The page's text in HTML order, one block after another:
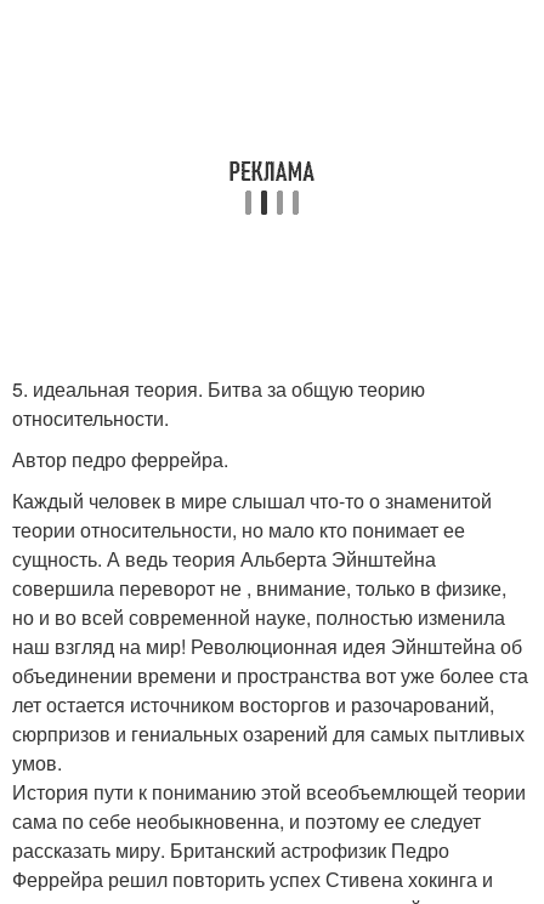
5. идеальная теория. Битва за общую теорию
относительности.
Автор педро феррейра.
Каждый человек в мире слышал что-то о знаменитой
теории относительности, но мало кто понимает ее
сущность. А ведь теория Альберта Эйнштейна
совершила переворот не , внимание, только в физике,
но и во всей современной науке, полностью изменила
наш взгляд на мир! Революционная идея Эйнштейна об
объединении времени и пространства вот уже более ста
лет остается источником восторгов и разочарований,
сюрпризов и гениальных озарений для самых пытливых
умов.
История пути к пониманию этой всеобъемлющей теории
сама по себе необыкновенна, и поэтому ее следует
рассказать миру. Британский астрофизик Педро
Феррейра решил повторить успех Стивена хокинга и